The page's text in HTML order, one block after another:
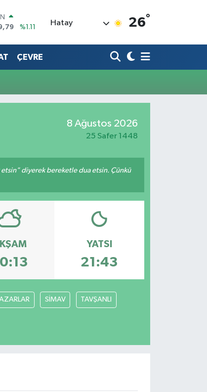
%1.11
Hatay 26°
ÇEVRE
8 Ağustos 2026
25 Safer 1448
diyerek bereketle dua etsin. Çünkü
YATSI
21:43
SİMAV TAVŞANLI